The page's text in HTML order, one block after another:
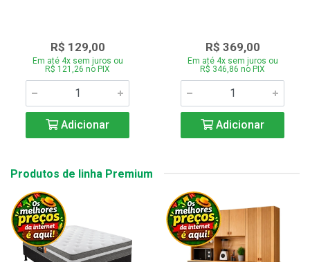
R$ 129,00
Em até 4x sem juros ou
R$ 121,26 no PIX
Adicionar
R$ 369,00
Em até 4x sem juros ou
R$ 346,86 no PIX
Adicionar
Produtos de linha Premium